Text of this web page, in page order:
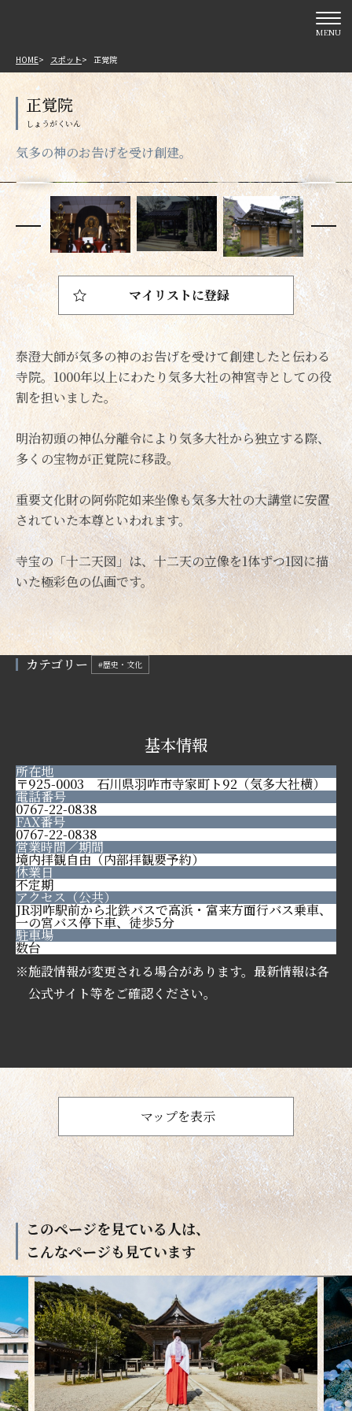
MENU
HOME スポット 正覚院
正覚院
気多の神のお告げを受け創建。
泰澄大師が気多の神のお告げを受けて創建したと伝わる
寺院。1000年以上にわたり気多大社の神宮寺としての役
割を担いました。
明治初頭の神仏分離令により気多大社から独立する際、
多くの宝物が正覚院に移設。
重要文化財の阿弥陀如来坐像も気多大社の大講堂に安置
されていた本尊といわれます。
寺宝の「十二天図」は、十二天の立像を1体ずつ1図に描
いた極彩色の仏画です。
マイリストに登録
カテゴリー #歴史・文化
基本情報
所在地
〒925-0003 石川県羽咋市寺家町ト92（気多大社横）
電話番号
0767-22-0838
FAX番号
0767-22-0838
営業時間／期間
境内拝観自由（内部拝観要予約）
休業日
不定期
アクセス（公共）
JR羽咋駅前から北鉄バスで高浜・富来方面行バス乗車、
一の宮バス停下車、徒歩5分
駐車場
数台
※施設情報が変更される場合があります。最新情報は各
公式サイト等をご確認ください。
マップを表示
このページを見ている人は、
こんなページも見ています